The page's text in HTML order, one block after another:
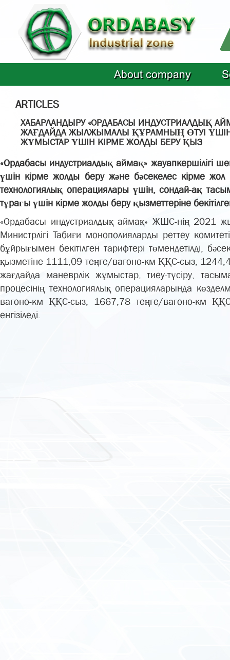
About company
ARTICLES
ХАБАРЛАНДЫРУ «ОРДАБАСЫ ИНДУСТРИАЛДЫҚ
ЖАҒДАЙДА ЖЫЛЖЫМАЛЫ ҚҰРАМНЫҢ ӨТУІ ҮШІН
ЖҰМЫСТАР ҮШІН КІРМЕ ЖОЛДЫ БЕРУ ҚЫЗ
«Ордабасы индустриалдық аймақ» жауапкершілігі
үшін кірме жолды беру және бәсекелес кірме жол
технологиялық операциялары үшін, сондай-ақ
тұрағы үшін кірме жолды беру қызметтеріне
«Ордабасы индустриалдық аймақ» ЖШС-нің 2021
Министрлігі Табиғи монополияларды реттеу
бұйрығымен бекітілген тарифтері төмендетілді,
қызметіне 1111,09 теңге/вагоно-км ҚҚС-сыз,
жағдайда маневрлік жұмыстар, тиеу-түсіру,
процесінің технологиялық операцияларында
вагоно-км ҚҚС-сыз, 1667,78 теңге/вагоно-км
енгізіледі.